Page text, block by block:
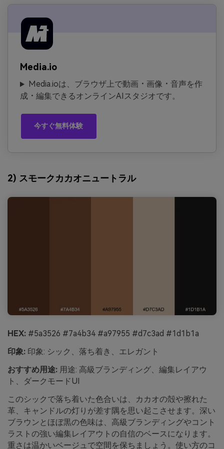
Media.io
Media.ioは、ブラウザ上で動画・画像・音声を作
成・編集できるオンラインAIスタジオです。
今すぐ無料体験
2) スモークカカオニュートラル
HEX: #5a3526 #7a4b34 #a97955 #d7c3ad #1d1b1a
印象: 印象: シック、落ち着き、エレガント
おすすめ用途: 用途: 高級ブランディング、編集レイアウ
ト、ダークモードUI
このシックで落ち着いた色合いは、カカオの殻や擦れた
革、キャンドルの灯りが差す隅を思い起こさせます。深い
ブラウンとほぼ黒の色味は、高級ブランディングやコント
ラストの強い編集レイアウトの自信のベースになります。
重さは温かいベージュで空間を保ちましょう。使い方のコ